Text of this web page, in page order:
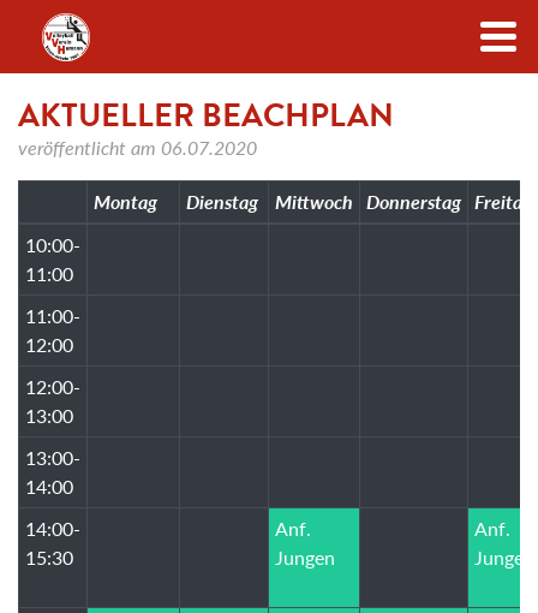
Zum Inhalt
AKTUELLER BEACHPLAN
veröffentlicht am 06.07.2020
Montag
Dienstag Mittwoch Donnerstag Freitag
10:00-
11:00
11:00-
12:00
12:00-
13:00
13:00-
14:00
14:00-
15:30
Anf.
Jungen
Anf.
Jungen